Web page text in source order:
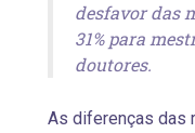
desfavor das
31% para
doutores.
As diferenças das